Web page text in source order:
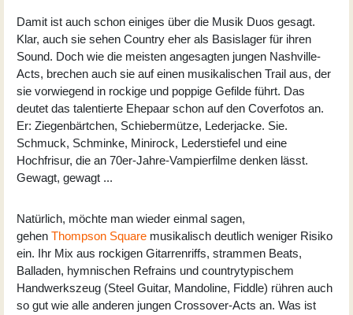
Damit ist auch schon einiges über die Musik Duos gesagt.
Klar, auch sie sehen Country eher als Basislager für ihren
Sound. Doch wie die meisten angesagten jungen Nashville-
Acts, brechen auch sie auf einen musikalischen Trail aus, der
sie vorwiegend in rockige und poppige Gefilde führt. Das
deutet das talentierte Ehepaar schon auf den Coverfotos an.
Er: Ziegenbärtchen, Schiebermütze, Lederjacke. Sie.
Schmuck, Schminke, Minirock, Lederstiefel und eine
Hochfrisur, die an 70er-Jahre-Vampierfilme denken lässt.
Gewagt, gewagt ...
Natürlich, möchte man wieder einmal sagen,
gehen Thompson Square musikalisch deutlich weniger Risiko
ein. Ihr Mix aus rockigen Gitarrenriffs, strammen Beats,
Balladen, hymnischen Refrains und countrytypischem
Handwerkszeug (Steel Guitar, Mandoline, Fiddle) rühren auch
so gut wie alle anderen jungen Crossover-Acts an. Was ist